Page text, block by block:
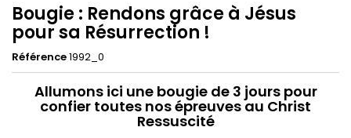
Bougie : Rendons grâce à Jésus
pour sa Résurrection !
Référence1992_0
Allumons ici une bougie de 3 jours pour
confier toutes nos épreuves au Christ
Ressuscité